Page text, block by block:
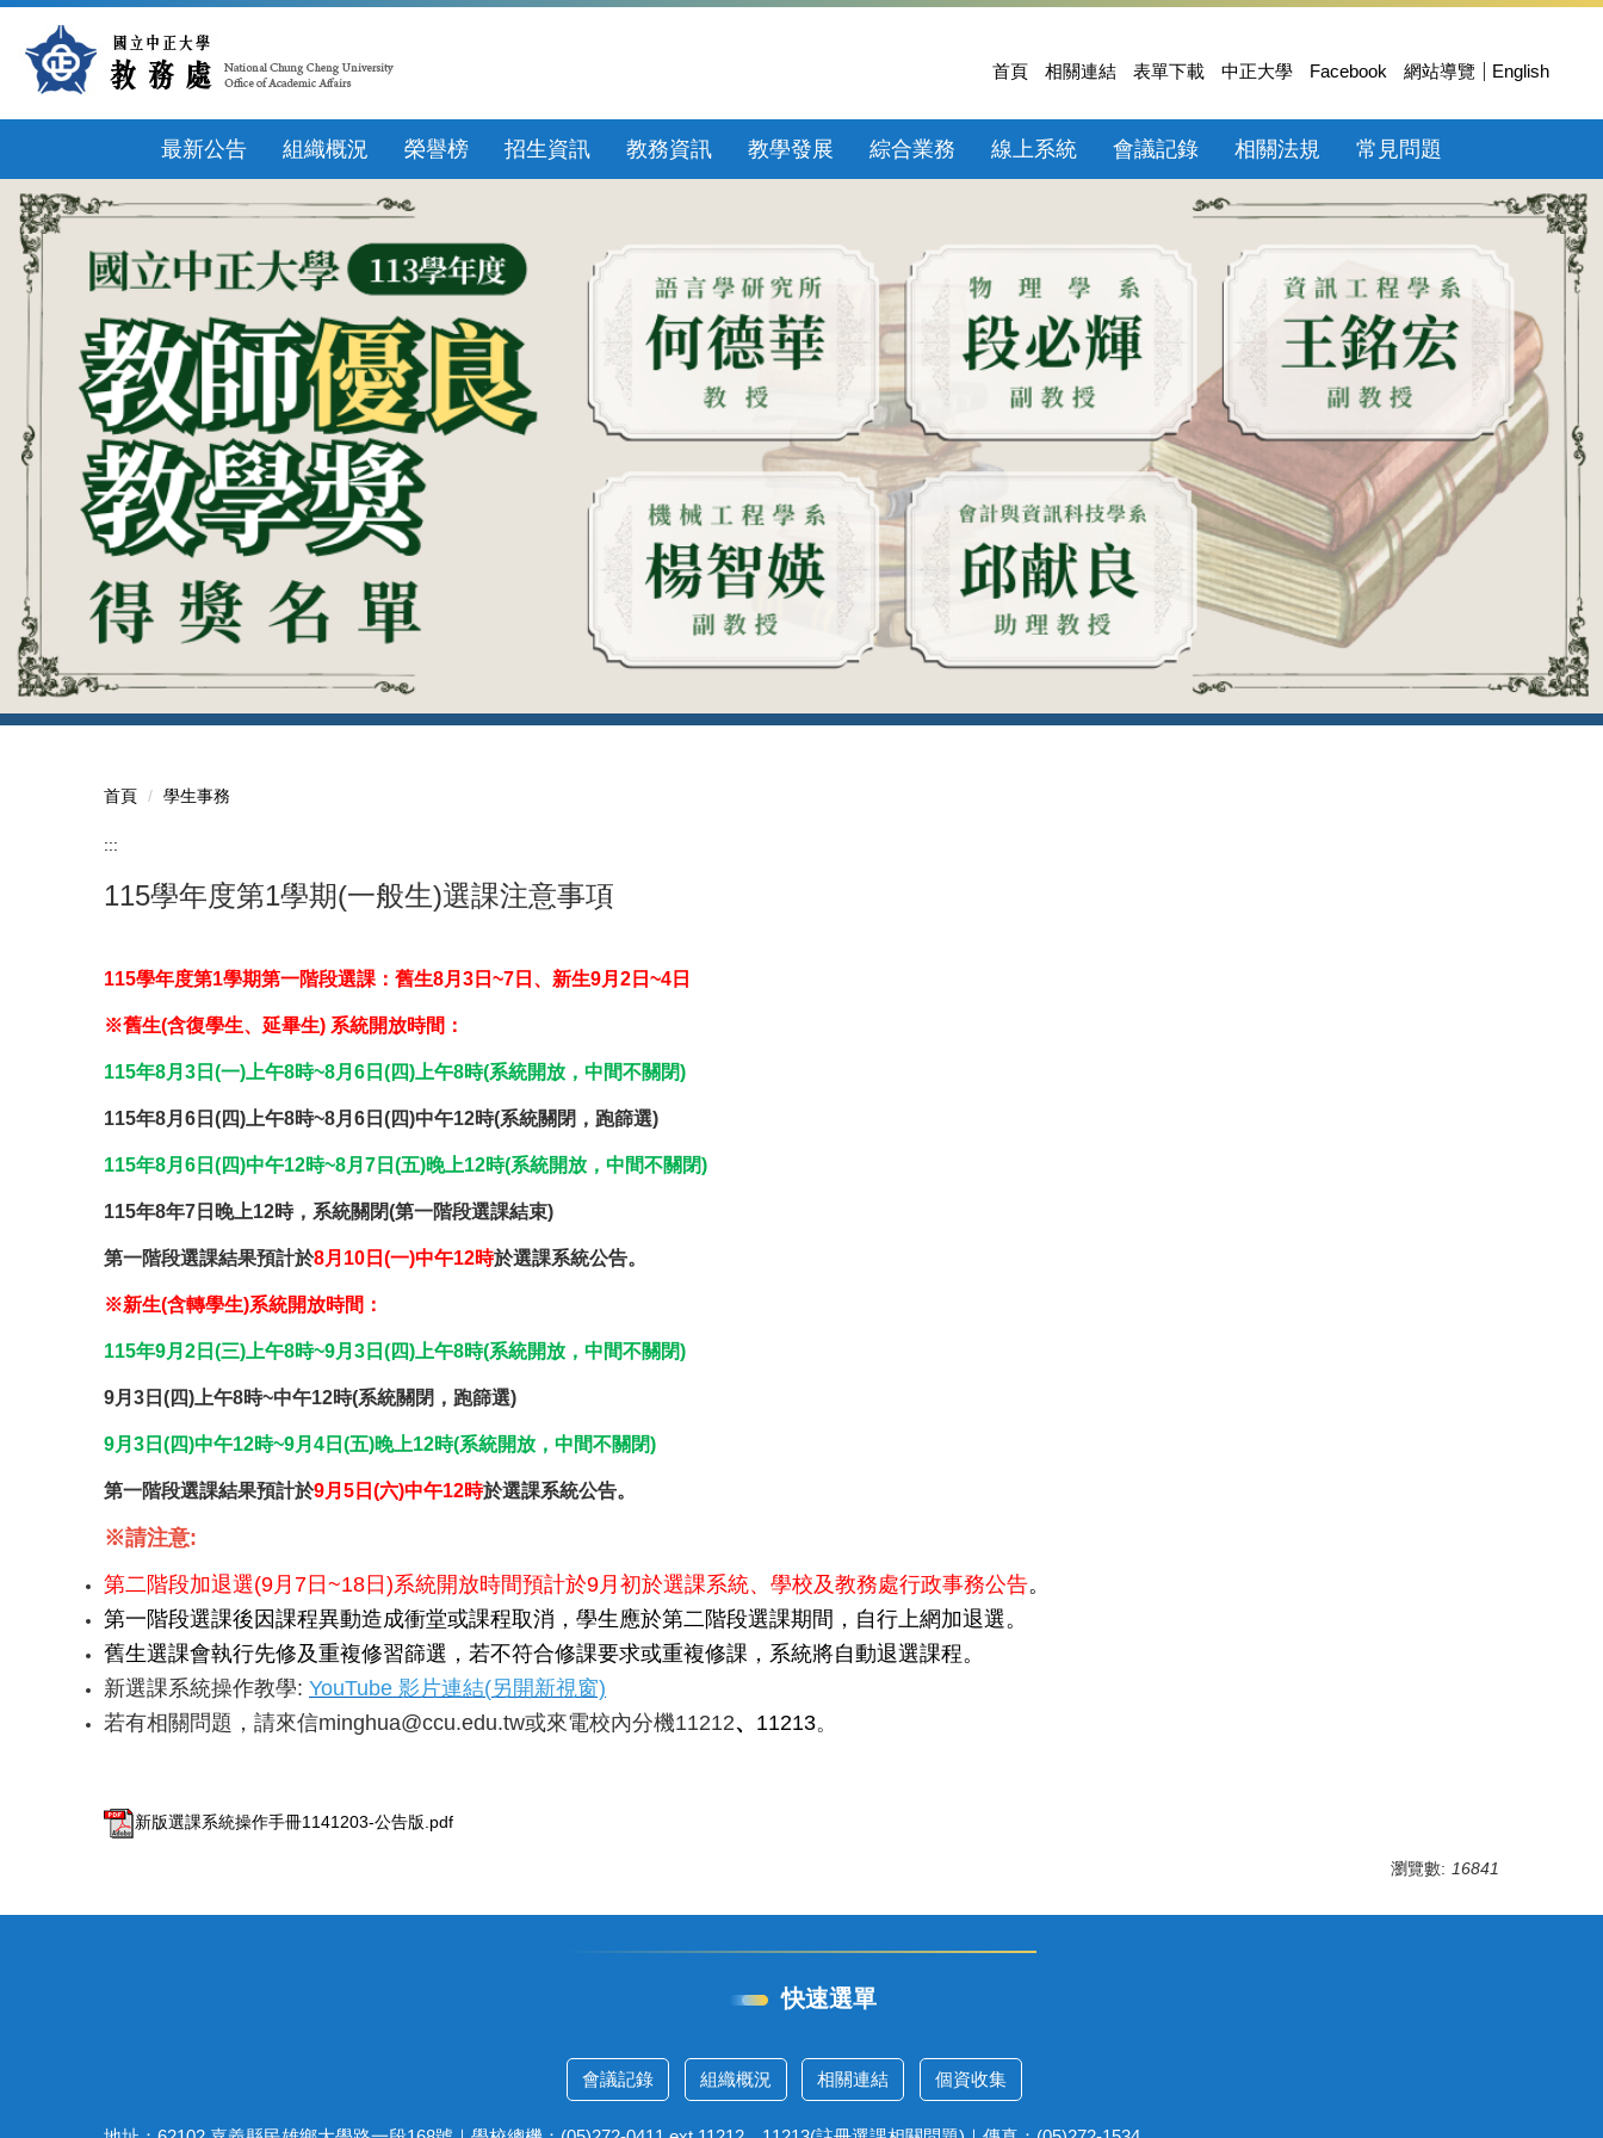
內
首頁 相關連結 表單下載 中正大學 Facebook 網站導覽 English
最新公告 組織概況 榮譽榜 招生資訊 教務資訊 教學發展 綜合業務 線上系統 會議記錄 相關法規 常見問題
113學年度教師優良教學獎
首頁 學生事務
:::
115學年度第1學期(一般生)選課注意事項
115學年度第1學期第一階段選課：舊生8月3日~7日、新生9月2日~4日
※舊生(含復學生、 延畢生) 系統開放時間：
115年8月3日(一)上午8時~8月6日(四)上午8時(系統開放，中間不關閉)
115年8月6日(四)上午8時~8月6日(四)中午12時(系統關閉，跑篩選)
115年8月6日(四)中午12時~8月7日(五)晚上12時(系統開放，中間不關閉)
115年8年7日晚上12時，系統關閉(第一階段選課結束)
第一階段選課結果預計於8月10日(一)中午12時於選課系統公告。
※新生(含轉學生)系統開放時間：
115年9月2日(三)上午8時~9月3日(四)上午8時(系統開放，中間不關閉)
9月3日(四)上午8時~中午12時(系統關閉，跑篩選)
9月3日(四)中午12時~9月4日(五)晚上12時(系統開放，中間不關閉)
第一階段選課結果預計於9月5日(六)中午12時於選課系統公告。
※請注意:
第二階段加退選(9月7日~18日)系統開放時間預計於9月初於選課系統、學校及教務處行政事務公告。
第一階段選課後因課程異動造成衝堂或課程取消，學生應於第二階段選課期間，自行上網加退選。
舊生選課會執行先修及重複修習篩選，若不符合修課要求或重複修課，系統將自動退選課程。
新選課系統操作教學: YouTube 影片連結(另開新視窗)
若有相關問題，請來信minghua@ccu.edu.tw或來電校內分機11212、 11213。
新版選課系統操作手冊1141203-公告版.pdf
瀏覽數: 16841
快速選單
會議記錄 組織概況 相關連結 個資收集